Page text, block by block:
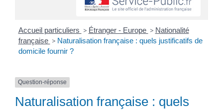
Accueil particuliers > Étranger - Europe > Nationalité
française > Naturalisation française : quels justificatifs de
domicile fournir ?
Question-réponse
Naturalisation française : quels